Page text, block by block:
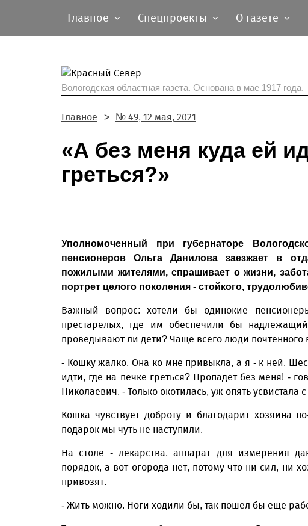
Главное Спецпроекты О газете
Вологодская областная газета. Основана в мае 1917 года.
Главное № 49, 12 мая, 2021
«А без меня куда ей
греться?»
Уполномоченный при губернаторе
пенсионеров Ольга Данилова заезжает в
пожилыми жителями, спрашивает о жизни,
портрет целого поколения - стойкого,
Важный вопрос: хотели бы одинокие
престарелых, где им обеспечили бы
проведывают ли дети? Чаще всего люди почтенного
- Кошку жалко. Она ко мне привыкла, а я - к ней.
идти, где на печке греться? Пропадет без меня! -
Николаевич. - Только окотилась, уж опять усвистала
Кошка чувствует доброту и благодарит хозяина
подарок мы чуть не наступили.
На столе - лекарства, аппарат для измерения
порядок, а вот огорода нет, потому что ни сил, ни
привозят.
- Жить можно. Ноги ходили бы, так пошел бы еще